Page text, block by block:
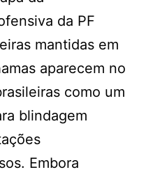
da PF
mantidas em
aparecem no
como um
blindagem
Embora